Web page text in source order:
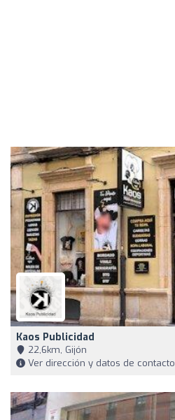
Kaos Publicidad
22,6km, Gijón
Ver dirección y datos de contacto